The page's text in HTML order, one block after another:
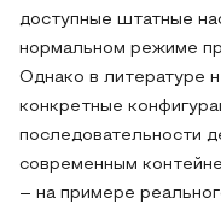
доступные штатные
нормальном режиме
Однако в литературе
конкретные
последовательности
современным
– на примере